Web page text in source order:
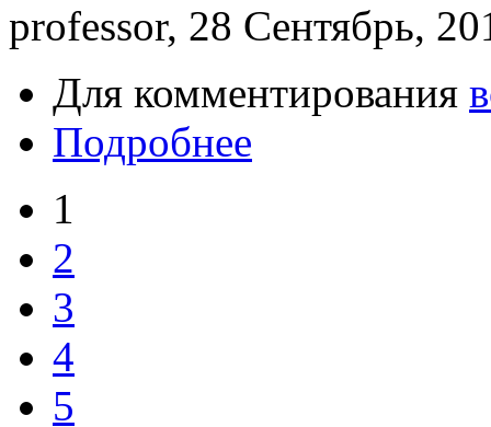
professor, 28 Сентябрь,
Для комментирования
Подробнее
1
2
3
4
5